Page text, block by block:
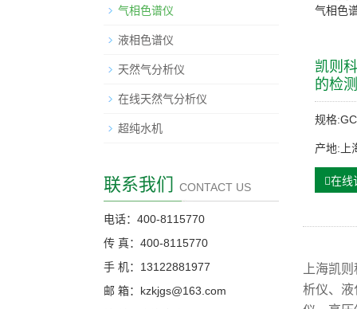
凯则
的检
规格
产地:上
在线
上海凯
析仪、液
气相色谱仪
液相色谱仪
天然气分析仪
在线天然气分析仪
超纯水机
联系我们 CONTACT US
电话：400-8115770
传 真：400-8115770
手 机：13122881977
邮 箱：kzkjgs@163.com